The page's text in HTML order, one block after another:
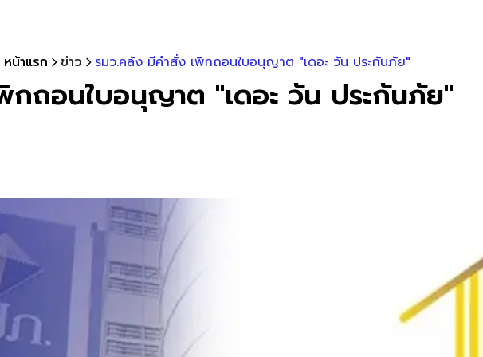
หน้าแรก ข่าว รมว.คลัง มีคำสั่ง เพิกถอนใบอนุญาต "เดอะ วัน ประกันภัย"
กถอนใบอนุญาต "เดอะ วัน ประกันภัย"